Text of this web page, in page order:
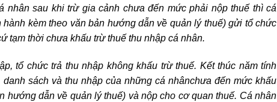
nhân sau khi trừ gia cảnh chưa đến mức phải nộp thuế thì cá
kèm theo văn bản hướng dẫn về quản lý thuế) gửi tổ chức
tạm thời chưa khấu trừ thuế thu nhập cá nhân.
tổ chức trả thu nhập không khấu trừ thuế. Kết thúc năm tính
danh sách và thu nhập của những cá nhânchưa đến mức khấu
hướng dẫn về quản lý thuế) và nộp cho cơ quan thuế. Cá nhân